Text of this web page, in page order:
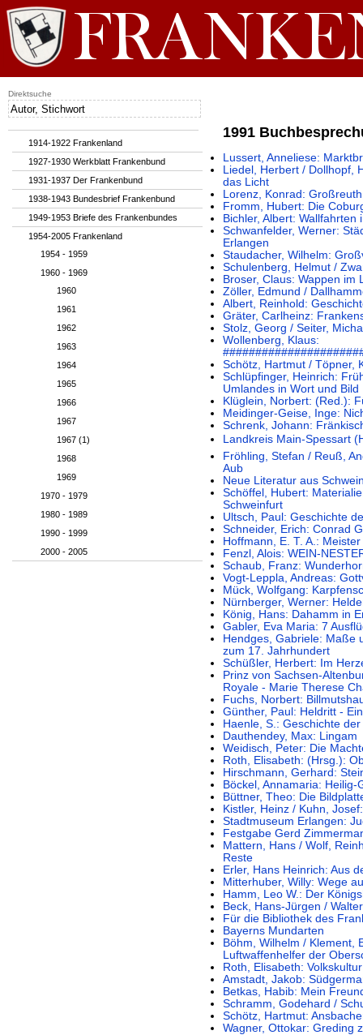
1991
Lussert, Anneliese:
Liedel, Herbert / Dollhopf,
das Licht
Lorenz, Konrad:
Fromm, Hubert: Die
Bichler, Albert: Wallfahrten
Schwanfelder, Werner:
Erlangen
Staudacher, Wilhelm:
Schulenberg, Helmut /
Broser, Claus: Wappen im
Zöller, Edmund /
Albert, Reinhold:
Gräter, Carlheinz:
Stolz, Georg / Seiter,
Wollenberg, Klaus:
Schötz, Hartmut / Töpner,
Schlüpfinger, Heinrich:
Umlandes in Wort und Bild
Klüglein, Norbert: (Red.):
Meidinger-Geise, Inge:
Schrenk, Johann:
Landkreis Main-Spessart
Fröhling, Stefan / Reuß,
Aub
Neue Literatur aus
Schöffel, Hubert:
Schweinfurt
Ultsch, Paul: Geschichte
Schneider, Erich: Conrad
Hoffmann, E. T. A.:
Fenzl, Alois: WEIN-
Schaub, Franz:
Vogt-Leppla, Andreas:
Mück, Wolfgang:
Nürnberger, Werner:
König, Hans: Dahamm in
Gabler, Eva Maria: 7
Hendges, Gabriele: Maße
zum 17. Jahrhundert
Schüßler, Herbert: Im
Prinz von Sachsen-
Royale - Marie Therese
Fuchs, Norbert:
Günther, Paul: Heldritt -
Haenle, S.: Geschichte
Dauthendey, Max: Lingam
Weidisch, Peter: Die
Roth, Elisabeth: (Hrsg.):
Hirschmann, Gerhard:
Böckel, Annamaria: Heilig-
Büttner, Theo: Die
Kistler, Heinz / Kuhn,
Stadtmuseum Erlangen:
Festgabe Gerd
Mattern, Hans / Wolf,
Reste
Erler, Hans Heinrich: Aus
Mitterhuber, Willy: Wege
Hamm, Leo W.: Der
Beck, Hans-Jürgen /
Für die Bibliothek des
Bayerns Mundarten
Böhm, Wilhelm / Klement,
Luftwaffenhelfer der
Roth, Elisabeth:
Amstadt, Jakob:
Betkas, Habib: Mein
Schramm, Godehard /
Schötz, Hartmut:
Wagner, Ottokar: Greding
1914-1922 Frankenland
1927-1930 Werkblatt Frankenbund
1931-1937 Der Frankenbund
1938-1943 Bundesbrief Frankenbund
1949-1953 Briefe des Frankenbundes
1954-2005 Frankenland
1954 - 1959
1960 - 1969
1960
1961
1962
1963
1964
1965
1966
1967
1967 (1)
1968
1969
1970 - 1979
1980 - 1989
1990 - 1999
2000 - 2005
Direktsuche